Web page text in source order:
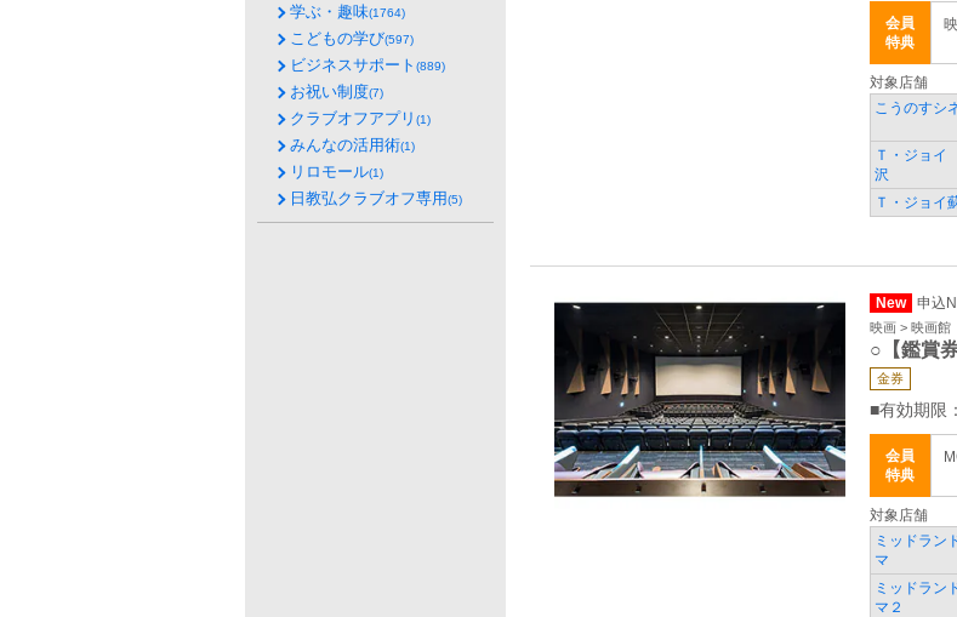
会員
特典
対象店舗
こうのすシ
Ｔ・ジョ
沢
Ｔ・ジョイ
New 申込
映画 > 映画館
○【鑑賞
金券
■有効期限
会員
特典
対象店舗
ミッドラン
マ
ミッドラン
マ２
学ぶ・趣味(1764)
こどもの学び(597)
ビジネスサポート (889)
お祝い制度(7)
クラブオフアプリ (1)
みんなの活用術(1)
リロモール(1)
日教弘クラブオフ専用(5)